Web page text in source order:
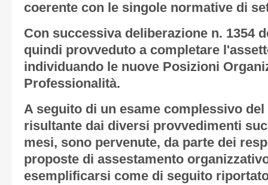
coerente con le singole normative di
Con successiva deliberazione n. 1354
quindi provveduto a completare
individuando le nuove Posizioni
Professionalità.
A seguito di un esame complessivo
risultante dai diversi provvedimenti
mesi, sono pervenute, da parte dei
proposte di assestamento
esemplificarsi come di seguito